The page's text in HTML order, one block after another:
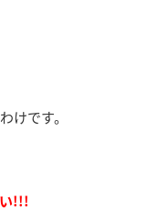
けです。
!!!